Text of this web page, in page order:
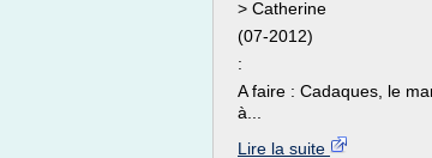
> Catherine
(07-2012)
:
A faire : Cadaques, le
à...
Lire la suite